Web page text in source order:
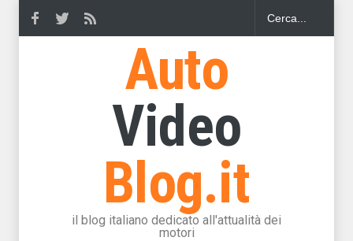
Auto
Video
Blog.it
il blog italiano dedicato all'attualità dei
motori